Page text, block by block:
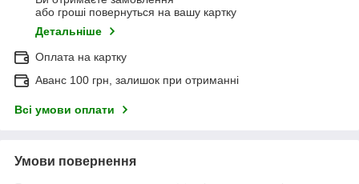
або гроші повернуться на вашу картку
Детальніше
Оплата на картку
Аванс 100 грн, залишок при отриманні
Всі умови оплати
Умови повернення